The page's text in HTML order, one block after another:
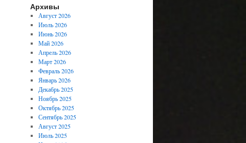
Архивы
Август 2026
Июль 2026
Июнь 2026
Май 2026
Апрель 2026
Март 2026
Февраль 2026
Январь 2026
Декабрь 2025
Ноябрь 2025
Октябрь 2025
Сентябрь 2025
Август 2025
Июль 2025